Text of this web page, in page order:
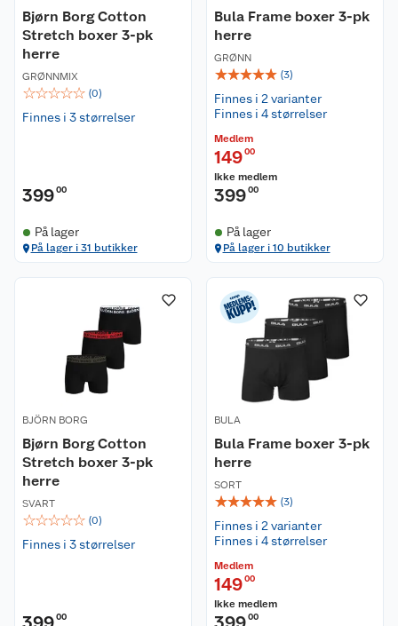
Bjørn Borg Cotton
Stretch boxer 3-pk
herre
GRØNNMIX
☆☆☆☆☆ (0)
Finnes i 3 størrelser
39900
På lager
På lager i 31 butikker
Bula Frame boxer 3-pk
herre
GRØNN
☆☆☆☆☆ (3)
Finnes i 2 varianter
Finnes i 4 størrelser
Medlem
14900
Ikke medlem
39900
På lager
På lager i 10 butikker
BJÖRN BORG
Bjørn Borg Cotton
Stretch boxer 3-pk
herre
SVART
☆☆☆☆☆ (0)
Finnes i 3 størrelser
00
BULA
Bula Frame boxer 3-pk
herre
SORT
☆☆☆☆☆ (3)
Finnes i 2 varianter
Finnes i 4 størrelser
Medlem
14900
Ikke medlem
00